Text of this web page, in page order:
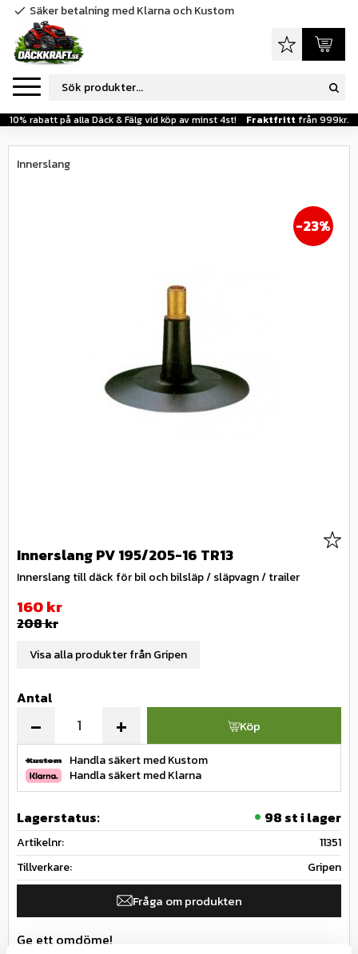
Meny
10% rabatt på alla Däck & Fälg vid köp av minst 4st! Fraktfritt från 999kr.
check Säker betalning med Klarna och Kustom
Favoriter
Innerslang
23%
Innerslang PV 195/205-16 TR13
Innerslang till däck för bil och bilsläp / släpvagn / trailer
Nedsatt pris:
160kr
Ordinarie pris:
208kr
Antal
+
- Köp
Handla säkert med Kustom
Handla säkert med Klarna
Lagerstatus 98 st i lager
Artikelnr
11351
Tillverkare
Gripen
Fråga om produkten
Visa alla produkter från Gripen
Ge ett omdöme!